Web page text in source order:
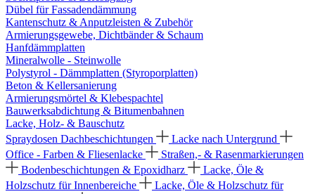
Dübel für Fassadendämmung
Kantenschutz & Anputzleisten & Zubehör
Armierungsgewebe, Dichtbänder & Schaum
Hanfdämmplatten
Mineralwolle - Steinwolle
Polystyrol - Dämmplatten (Styroporplatten)
Beton & Kellersanierung
Armierungsmörtel & Klebespachtel
Bauwerksabdichtung & Bitumenbahnen
Lacke, Holz- & Bauschutz
Spraydosen Dachbeschichtungen
Lacke nach Untergrund
Office - Farben & Fliesenlacke
Straßen,- & Rasenmarkierungen
Bodenbeschichtungen & Epoxidharz
Lacke, Öle &
Holzschutz für Innenbereiche
Lacke, Öle & Holzschutz für